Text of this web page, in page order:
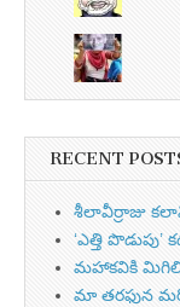
RECENT
శీలావీర్రాజు
‘ఎత్తి పొడుపు’
మహాకవికి
మా తరఫున